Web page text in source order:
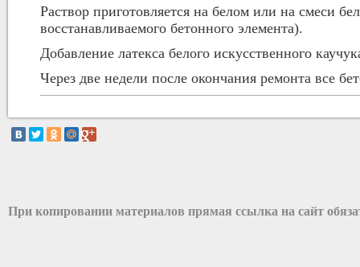
Раствор приготовляется на белом или на смеси
восстанавливаемого бетонного элемента).
Добавление латекса белого искусственного
Через две недели после окончания ремонта все
При копировании материалов прямая ссылка на сайт